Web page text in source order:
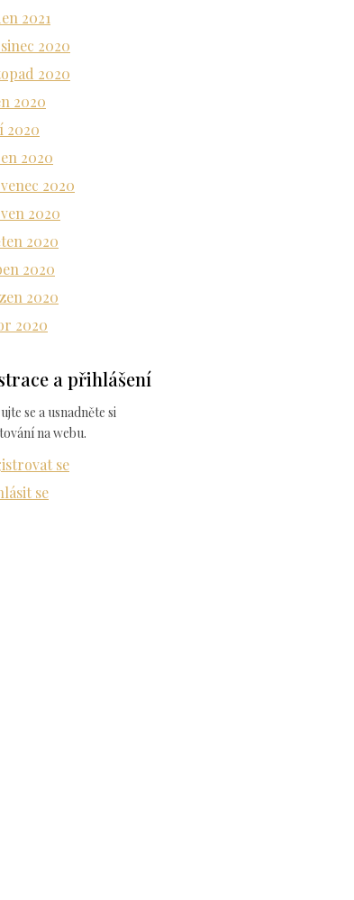
2021
2020
2020
2020
2020
2020
2020
2020
2020
2020
2020
2020
a přihlášení
se a usnadněte si
na webu.
se
se